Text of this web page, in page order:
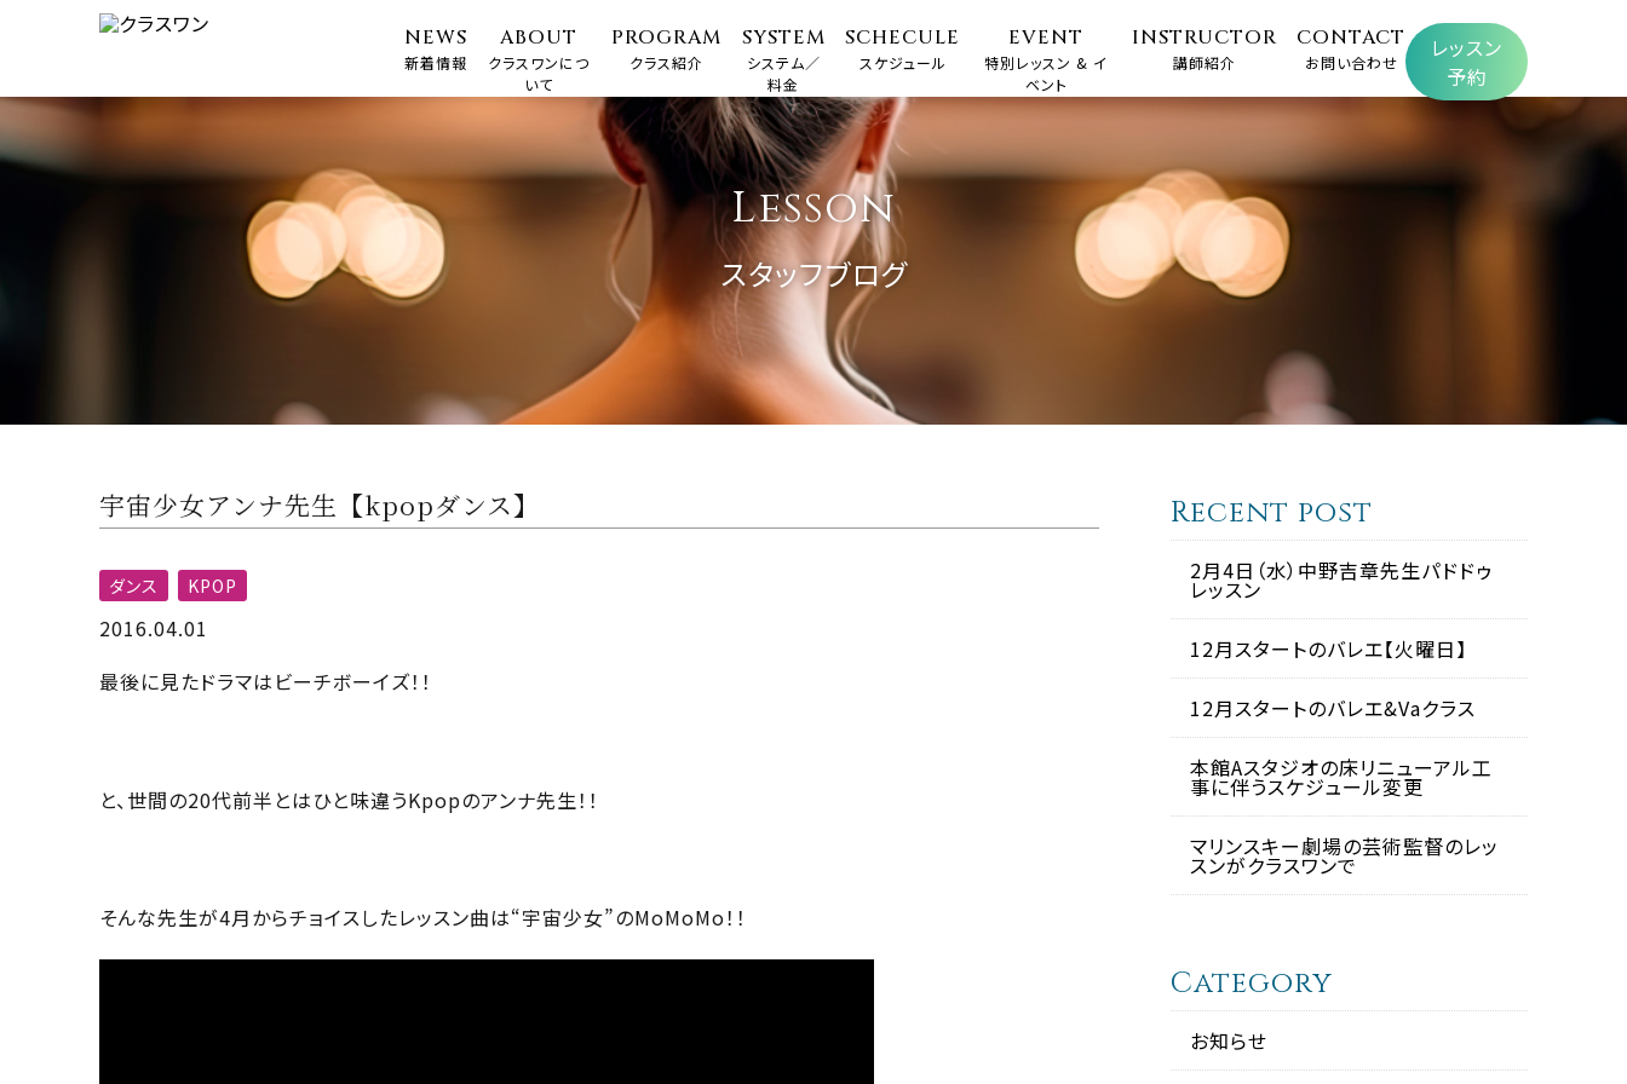
NEWS
新着情報
ABOUT
クラスワンにつ
いて
PROGRAM
クラス紹介
SYSTEM
システム／
料金
SCHECULE
スケジュール
EVENT
特別レッスン & イ
ベント
INSTRUCTOR
講師紹介
CONTACT
お問い合わせ
レッスン
予約
Lesson
スタッフブログ
宇宙少女アンナ先生【kpopダンス】
ダンス KPOP
2016.04.01
最後に見たドラマはビーチボーイズ！！
と、世間の20代前半とはひと味違うKpopのアンナ先生！！
そんな先生が4月からチョイスしたレッスン曲は“宇宙少女”のMoMoMo！！
Recent post
2月4日（水）中野吉章先生パドドゥ
レッスン
12月スタートのバレエ【火曜日】
12月スタートのバレエ&Vaクラス
本館Aスタジオの床リニューアル工
事に伴うスケジュール変更
マリンスキー劇場の芸術監督のレッ
スンがクラスワンで
Category
お知らせ